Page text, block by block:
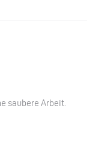
saubere Arbeit.